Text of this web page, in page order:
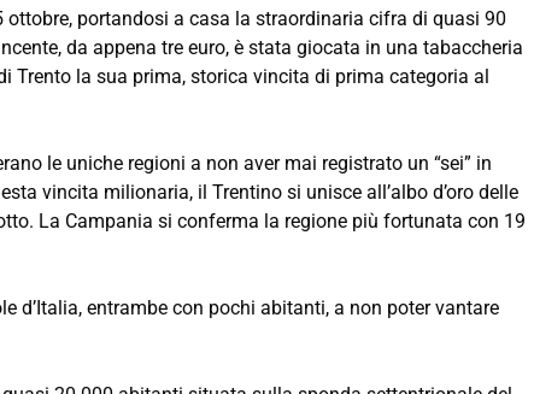
ottobre, portandosi a casa la straordinaria cifra di quasi 90
da appena tre euro, è stata giocata in una tabaccheria
Trento la sua prima, storica vincita di prima categoria al
le uniche regioni a non aver mai registrato un “sei” in
vincita milionaria, il Trentino si unisce all’albo d’oro delle
La Campania si conferma la regione più fortunata con 19
d’Italia, entrambe con pochi abitanti, a non poter vantare